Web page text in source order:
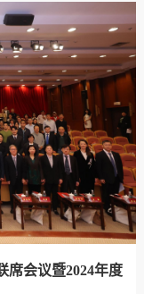
席会议暨2024年度